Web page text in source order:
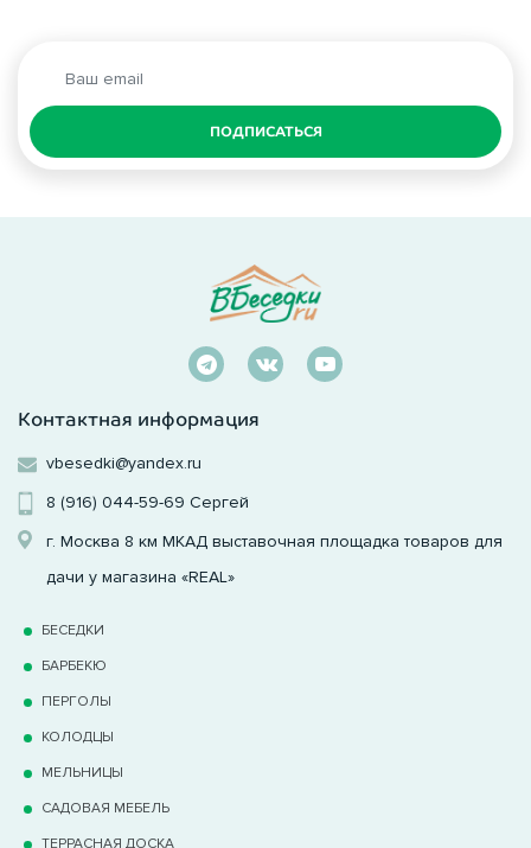
ПОДПИСАТЬСЯ
Контактная информация
vbesedki@yandex.ru
8 (916) 044-59-69 Сергей
г. Москва 8 км МКАД выставочная площадка товаров для
дачи у магазина «REAL»
БЕСЕДКИ
БАРБЕКЮ
ПЕРГОЛЫ
КОЛОДЦЫ
МЕЛЬНИЦЫ
САДОВАЯ МЕБЕЛЬ
ТЕРРАCНАЯ ДОСКА